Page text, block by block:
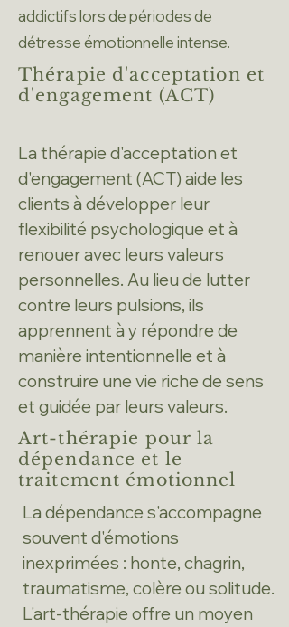
addictifs lors de périodes de
détresse émotionnelle intense.
Thérapie d'acceptation et
d'engagement (ACT)
La thérapie d'acceptation et
d'engagement (ACT) aide les
clients à développer leur
flexibilité psychologique et à
renouer avec leurs valeurs
personnelles. Au lieu de lutter
contre leurs pulsions, ils
apprennent à y répondre de
manière intentionnelle et à
construire une vie riche de sens
et guidée par leurs valeurs.
Art-thérapie pour la
dépendance et le
traitement émotionnel
La dépendance s'accompagne
souvent d'émotions
inexprimées : honte, chagrin,
traumatisme, colère ou solitude.
L'art-thérapie offre un moyen